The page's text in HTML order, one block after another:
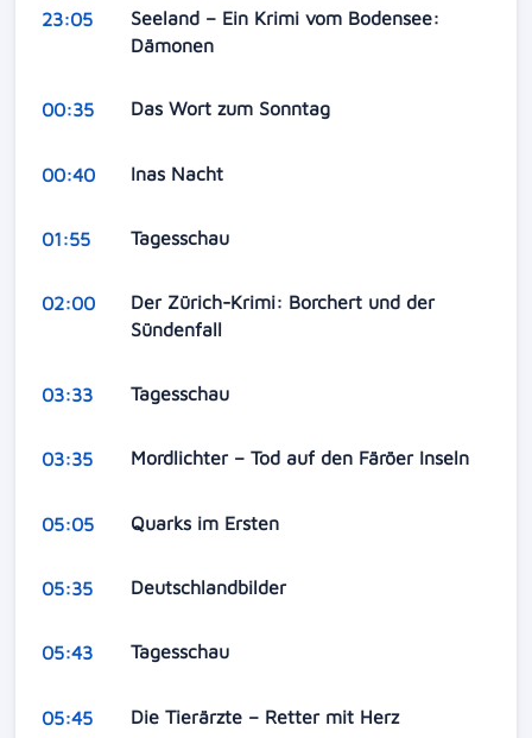
23:05
Seeland – Ein Krimi vom Bodensee:
Dämonen
00:35 Das Wort zum Sonntag
00:40 Inas Nacht
01:55 Tagesschau
02:00
Der Zürich-Krimi: Borchert und der
Sündenfall
03:33 Tagesschau
03:35 Mordlichter – Tod auf den Färöer Inseln
05:05 Quarks im Ersten
05:35 Deutschlandbilder
05:43 Tagesschau
05:45 Die Tierärzte – Retter mit Herz